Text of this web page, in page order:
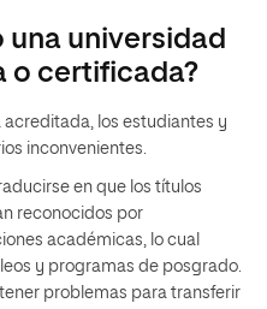
una universidad
o certificada?
los estudiantes y
inconvenientes.
en que los títulos
reconocidos por
académicas, lo cual
y programas de posgrado.
problemas para transferir